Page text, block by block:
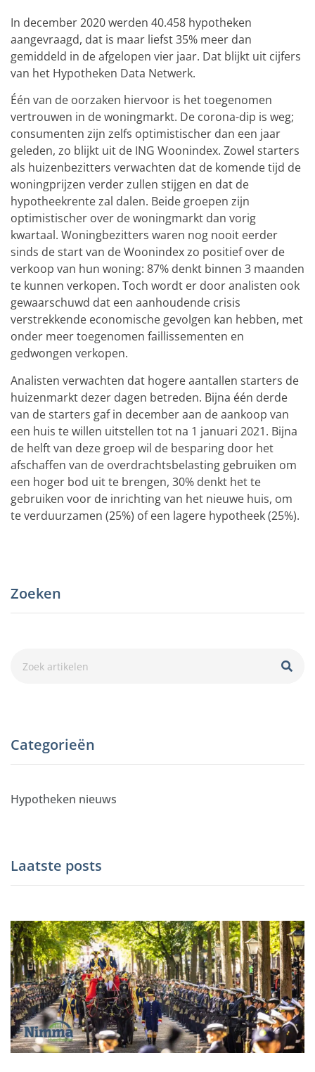
In december 2020 werden 40.458 hypotheken
aangevraagd, dat is maar liefst 35% meer dan
gemiddeld in de afgelopen vier jaar. Dat blijkt uit cijfers
van het Hypotheken Data Netwerk.
Één van de oorzaken hiervoor is het toegenomen
vertrouwen in de woningmarkt. De corona-dip is weg;
consumenten zijn zelfs optimistischer dan een jaar
geleden, zo blijkt uit de ING Woonindex. Zowel starters
als huizenbezitters verwachten dat de komende tijd de
woningprijzen verder zullen stijgen en dat de
hypotheekrente zal dalen. Beide groepen zijn
optimistischer over de woningmarkt dan vorig
kwartaal. Woningbezitters waren nog nooit eerder
sinds de start van de Woonindex zo positief over de
verkoop van hun woning: 87% denkt binnen 3 maanden
te kunnen verkopen. Toch wordt er door analisten ook
gewaarschuwd dat een aanhoudende crisis
verstrekkende economische gevolgen kan hebben, met
onder meer toegenomen faillissementen en
gedwongen verkopen.
Analisten verwachten dat hogere aantallen starters de
huizenmarkt dezer dagen betreden. Bijna één derde
van de starters gaf in december aan de aankoop van
een huis te willen uitstellen tot na 1 januari 2021. Bijna
de helft van deze groep wil de besparing door het
afschaffen van de overdrachtsbelasting gebruiken om
een hoger bod uit te brengen, 30% denkt het te
gebruiken voor de inrichting van het nieuwe huis, om
te verduurzamen (25%) of een lagere hypotheek (25%).
Zoeken
Categorieën
Hypotheken nieuws
Laatste posts